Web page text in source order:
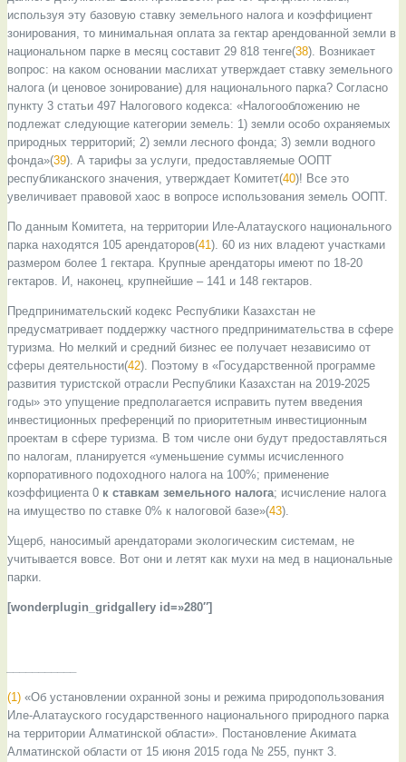
используя эту базовую ставку земельного налога и коэффициент
зонирования, то минимальная оплата за гектар арендованной земли в
национальном парке в месяц составит 29 818 тенге(38). Возникает
вопрос: на каком основании маслихат утверждает ставку земельного
налога (и ценовое зонирование) для национального парка? Согласно
пункту 3 статьи 497 Налогового кодекса: «Налогообложению не
подлежат следующие категории земель: 1) земли особо охраняемых
природных территорий; 2) земли лесного фонда; 3) земли водного
фонда»(39). А тарифы за услуги, предоставляемые ООПТ
республиканского значения, утверждает Комитет(40)! Все это
увеличивает правовой хаос в вопросе использования земель ООПТ.
По данным Комитета, на территории Иле-Алатауского национального
парка находятся 105 арендаторов(41). 60 из них владеют участками
размером более 1 гектара. Крупные арендаторы имеют по 18-20
гектаров. И, наконец, крупнейшие – 141 и 148 гектаров.
Предпринимательский кодекс Республики Казахстан не
предусматривает поддержку частного предпринимательства в сфере
туризма. Но мелкий и средний бизнес ее получает независимо от
сферы деятельности(42). Поэтому в «Государственной программе
развития туристской отрасли Республики Казахстан на 2019-2025
годы» это упущение предполагается исправить путем введения
инвестиционных преференций по приоритетным инвестиционным
проектам в сфере туризма. В том числе они будут предоставляться
по налогам, планируется «уменьшение суммы исчисленного
корпоративного подоходного налога на 100%; применение
коэффициента 0 к ставкам земельного налога; исчисление налога
на имущество по ставке 0% к налоговой базе»(43).
Ущерб, наносимый арендаторами экологическим системам, не
учитывается вовсе. Вот они и летят как мухи на мед в национальные
парки.
[wonderplugin_gridgallery id=»280″]
(1) «Об установлении охранной зоны и режима природопользования
Иле-Алатауского государственного национального природного парка
на территории Алматинской области». Постановление Акимата
Алматинской области от 15 июня 2015 года № 255, пункт 3.